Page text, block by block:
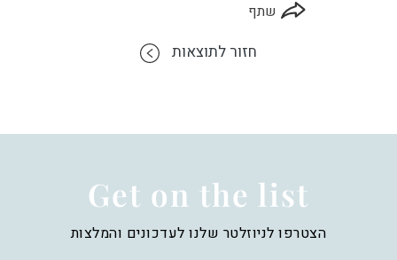
שתף
חזור לתוצאות
Get on the list
הצטרפו לניוזלטר שלנו לעדכונים והמלצות